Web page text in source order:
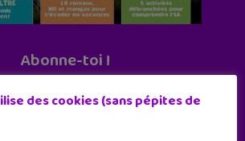
Abonne-toi !
des cookies (sans pépites de